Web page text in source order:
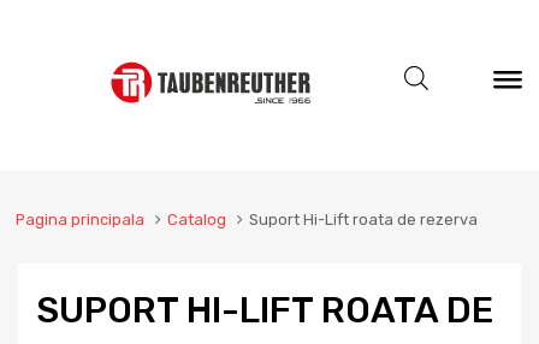
Pagina principala Catalog Suport Hi-Lift roata de rezerva
SUPORT HI-LIFT ROATA DE